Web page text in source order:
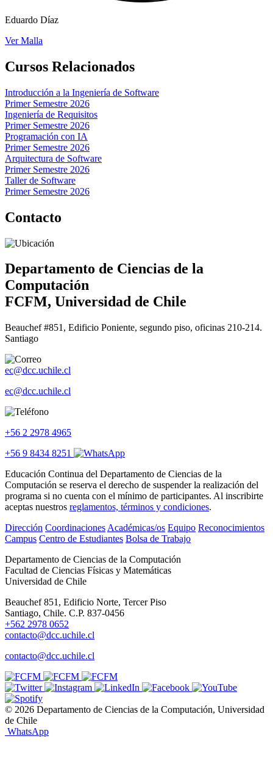
Eduardo Díaz
Ver Malla
Cursos Relacionados
Introducción a la Ingeniería de Software
Primer Semestre 2026
Ingeniería de Requisitos
Primer Semestre 2026
Programación con IA
Primer Semestre 2026
Arquitectura de Software
Primer Semestre 2026
Taller de Software
Primer Semestre 2026
Contacto
Departamento de Ciencias de la
Computación
FCFM, Universidad de Chile
Beauchef #851, Edificio Poniente, segundo piso, oficinas 210-214.
Santiago
ec@dcc.uchile.cl
ec@dcc.uchile.cl
+56 2 2978 4965
+56 9 8434 8251
Educación Continua del Departamento de Ciencias de la
Computación se reserva el derecho de suspender la realización del
programa si no cuenta con el mínimo de participantes. Al inscribirte
aceptas nuestros reglamentos, términos y condiciones.
Dirección Coordinaciones Académicas/os Equipo Reconocimientos
Campus Centro de Estudiantes Bolsa de Trabajo
Departamento de Ciencias de la Computación
Facultad de Ciencias Físicas y Matemáticas
Universidad de Chile
Beauchef 851, Edificio Norte, Tercer Piso
Santiago, Chile. C.P. 837-0456
+562 2978 0652
contacto@dcc.uchile.cl
contacto@dcc.uchile.cl
© 2026 Departamento de Ciencias de la Computación, Universidad
de Chile
WhatsApp